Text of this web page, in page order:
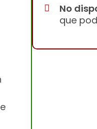
No
que